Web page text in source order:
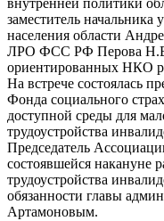
внутренней политики
заместитель
населения области
ЛРО ФСС РФ Перова Н.В,
ориентированных НКО
На встрече состоялась
Фонда социального
доступной среды для
трудоустройства
Председатель
состоявшейся накануне
трудоустройства
обязанности главы
Артамоновым.